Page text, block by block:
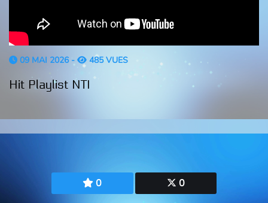
0 0
09 MAI 2026 - 485 VUES
Hit Playlist NTI